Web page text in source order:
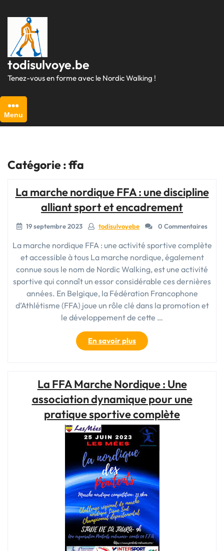
au
contenu
todisulvoye.be
Tenez-vous en forme avec le Nordic Walking !
Menu
Catégorie :ffa
La marche nordique FFA : une discipline
alliant sport et encadrement
19 septembre 2023 todisulvoyebe 0 Commentaires
La marche nordique FFA : une activité sportive complète
et accessible à tous La marche nordique, également
connue sous le nom de Nordic Walking, est une activité
sportive qui connaît un essor considérable ces dernières
années. En Belgique, la Fédération Francophone
d’Athlétisme (FFA) joue un rôle clé dans la promotion et
le développement de cette …
En savoir plus« La
marche
:
une
discipline
alliant
sport
encadrement »
La FFA Marche Nordique : Une
association dynamique pour une
pratique sportive complète